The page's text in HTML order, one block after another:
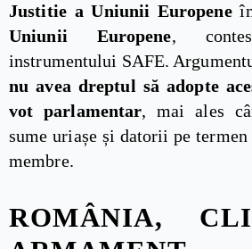
Justitie a Uniunii Europene
Uniunii Europene,
instrumentului SAFE.
nu avea dreptul să adopte
vot parlamentar, mai ales
sume uriașe și datorii pe
membre.
ROMÂNIA,